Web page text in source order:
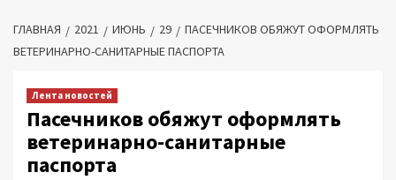
ГЛАВНАЯ 2021 ИЮНЬ 29
ПАСЕЧНИКОВ ОБЯЖУТ ОФОРМЛЯТЬ
ВЕТЕРИНАРНО-САНИТАРНЫЕ ПАСПОРТА
Лента новостей
Пасечников обяжут оформлять
ветеринарно-санитарные
паспорта